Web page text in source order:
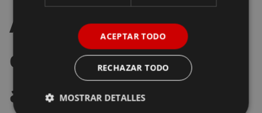
Asia: mezcla de
cultura milenaria y
adrenalina viajera
ACEPTAR TODO
RECHAZAR TODO
MOSTRAR DETALLES